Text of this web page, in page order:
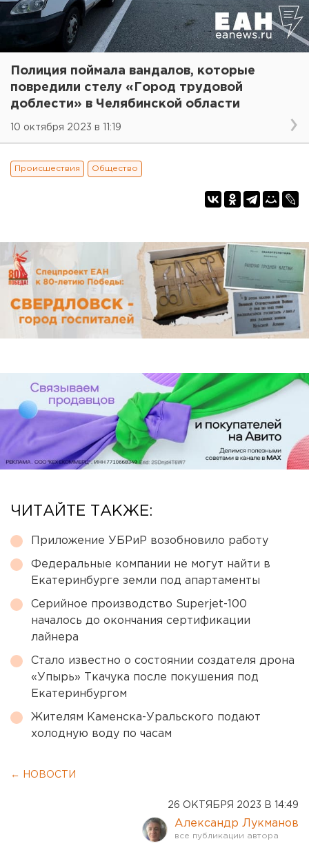
Полиция поймала вандалов, которые
повредили стелу «Город трудовой
доблести» в Челябинской области
10 октября 2023 в 11:19
Происшествия Общество
ЧИТАЙТЕ ТАКЖЕ:
Приложение УБРиР возобновило работу
Федеральные компании не могут найти в
Екатеринбурге земли под апартаменты
Серийное производство Superjet-100
началось до окончания сертификации
лайнера
Стало известно о состоянии создателя дрона
«Упырь» Ткачука после покушения под
Екатеринбургом
Жителям Каменска-Уральского подают
холодную воду по часам
← НОВОСТИ
26 ОКТЯБРЯ 2023 В 14:49
Александр Лукманов